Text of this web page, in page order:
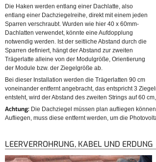
Die Haken werden entlang einer Dachlatte, also
entlang einer Dachziegelreihe, direkt mit einem jeden
Sparren verschraubt. Wurden wie hier 40 x 60mm-
Dachlatten verwendet, könnte eine Aufdopplung
notwendig werden. Ist der seitliche Abstand durch die
Sparren definiert, hängt der Abstand zur zweiten
Trägerlatte alleine von der Modulgröße, Orientierung
der Module bzw. der Ziegelgröße ab.
Bei dieser Installation werden die Trägerlatten 90 cm
voneinander entfernt angebracht, das entspricht 3
entsteht, wird der Abstand des zweiten Strings auf 60
Achtung: Die Dachziegel müssen plan aufliegen
Aufliegen, muss diese entfernt werden, um die
LEERVERROHRUNG, KABEL UND ERDUNG